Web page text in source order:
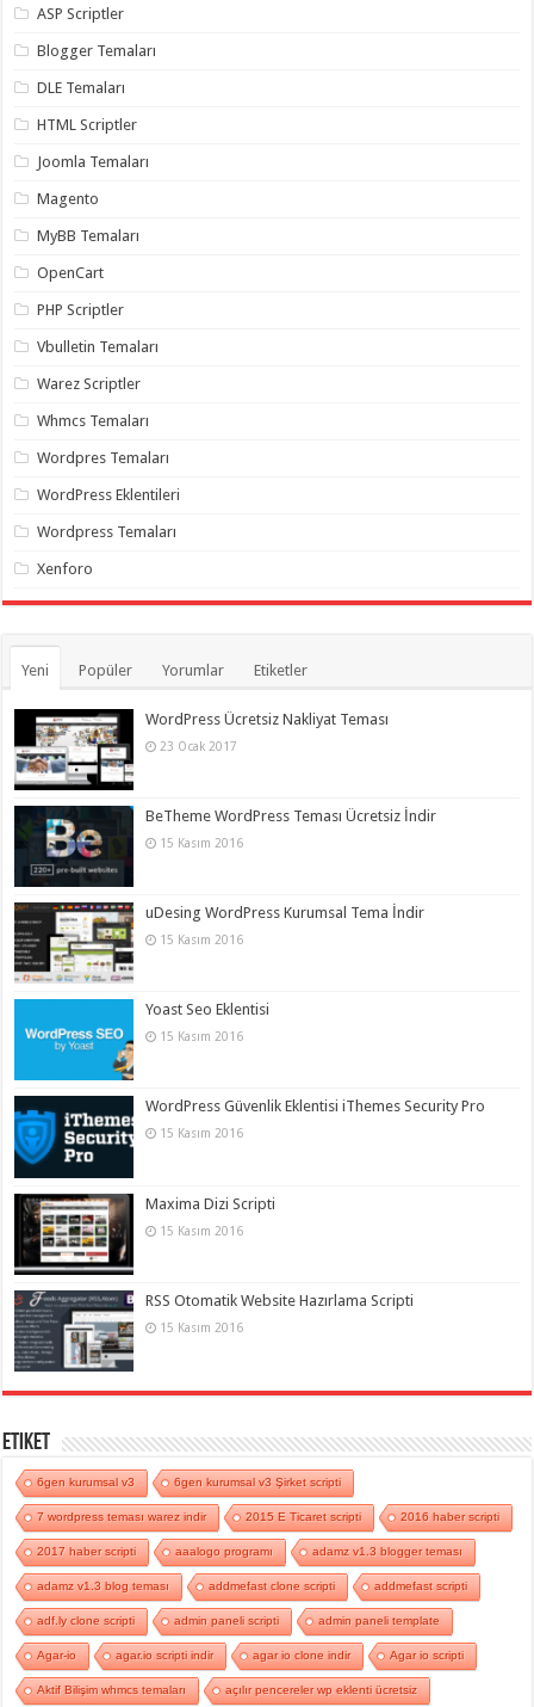
evden
taşımacılık,
organizasyon,
organizasyon,
organizasyon,
organizasyon,
organizasyon,
organizasyon,
palyaço,
takipçi
twitter
hilesi ,
instagram
takipçi
hilesi
ASP Scriptler
Blogger Temaları
DLE Temaları
HTML Scriptler
Joomla Temaları
Magento
MyBB Temaları
OpenCart
PHP Scriptler
Vbulletin Temaları
Warez Scriptler
Whmcs Temaları
Wordpres Temaları
WordPress Eklentileri
Wordpress Temaları
Xenforo
Yeni Popüler Yorumlar Etiketler
WordPress Ücretsiz Nakliyat Teması
23 Ocak 2017
BeTheme WordPress Teması Ücretsiz İndir
15 Kasım 2016
uDesing WordPress Kurumsal Tema İndir
15 Kasım 2016
Yoast Seo Eklentisi
15 Kasım 2016
WordPress Güvenlik Eklentisi iThemes Security Pro
15 Kasım 2016
Maxima Dizi Scripti
15 Kasım 2016
RSS Otomatik Website Hazırlama Scripti
15 Kasım 2016
Etiket
6gen kurumsal v3 6gen kurumsal v3 Şirket scripti
7 wordpress teması warez indir 2015 E Ticaret scripti 2016 haber scripti
2017 haber scripti aaalogo programı adamz v1.3 blogger teması
adamz v1.3 blog teması addmefast clone scripti addmefast scripti
adf.ly clone scripti admin paneli scripti admin paneli template
Agar-io agar.io scripti indir agar io clone indir Agar io scripti
Aktif Bilişim whmcs temaları açılır pencereler wp eklenti ücretsiz